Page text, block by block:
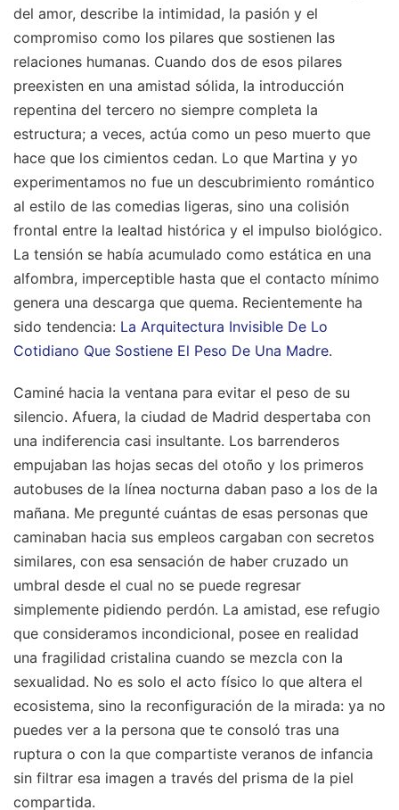
del amor, describe la intimidad, la pasión y el
compromiso como los pilares que sostienen las
relaciones humanas. Cuando dos de esos pilares
preexisten en una amistad sólida, la introducción
repentina del tercero no siempre completa la
estructura; a veces, actúa como un peso muerto que
hace que los cimientos cedan. Lo que Martina y yo
experimentamos no fue un descubrimiento romántico
al estilo de las comedias ligeras, sino una colisión
frontal entre la lealtad histórica y el impulso biológico.
La tensión se había acumulado como estática en una
alfombra, imperceptible hasta que el contacto mínimo
genera una descarga que quema. Recientemente ha
sido tendencia: La Arquitectura Invisible De Lo
Cotidiano Que Sostiene El Peso De Una Madre.
Caminé hacia la ventana para evitar el peso de su
silencio. Afuera, la ciudad de Madrid despertaba con
una indiferencia casi insultante. Los barrenderos
empujaban las hojas secas del otoño y los primeros
autobuses de la línea nocturna daban paso a los de la
mañana. Me pregunté cuántas de esas personas que
caminaban hacia sus empleos cargaban con secretos
similares, con esa sensación de haber cruzado un
umbral desde el cual no se puede regresar
simplemente pidiendo perdón. La amistad, ese refugio
que consideramos incondicional, posee en realidad
una fragilidad cristalina cuando se mezcla con la
sexualidad. No es solo el acto físico lo que altera el
ecosistema, sino la reconfiguración de la mirada: ya no
puedes ver a la persona que te consoló tras una
ruptura o con la que compartiste veranos de infancia
sin filtrar esa imagen a través del prisma de la piel
compartida.